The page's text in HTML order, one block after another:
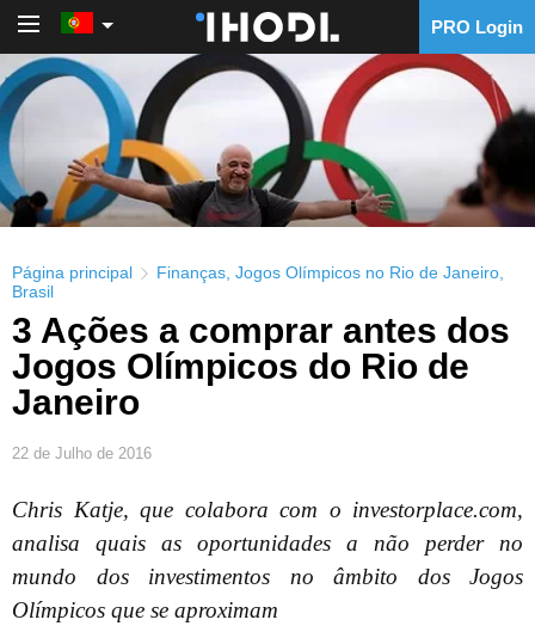
PRO Login
Página principal Finanças Jogos Olímpicos no Rio de Janeiro
Brasil
3 Ações a comprar antes dos
Jogos Olímpicos do Rio de
Janeiro
22 de Julho de 2016
Chris Katje, que colabora com o investorplace.com,
analisa quais as oportunidades a não perder no
mundo dos investimentos no âmbito dos Jogos
Olímpicos que se aproximam